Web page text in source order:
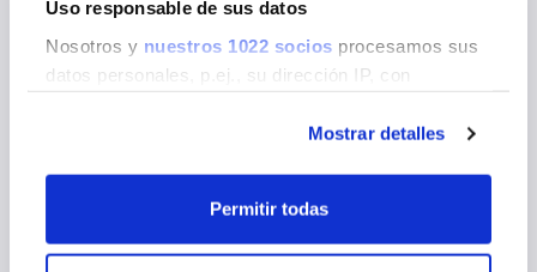
Uso responsable de sus datos
Nosotros y nuestros 1022 socios procesamos sus
datos personales, p.ej., su dirección IP, con
acceder la información en su dispositivo con el fin de
audiencia y desarrollo de servicios. Tiene la opción
de seleccionar quién usa sus datos y con qué
Mostrar detalles
Permitir todas